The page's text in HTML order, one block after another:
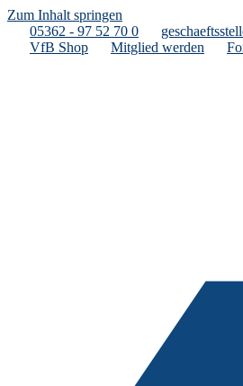
Zum Inhalt springen
05362 - 97 52 70 0
VfB Shop
Mitglied werden